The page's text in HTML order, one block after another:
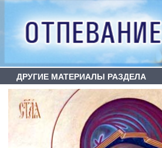
ДРУГИЕ МАТЕРИАЛЫ РАЗДЕЛА